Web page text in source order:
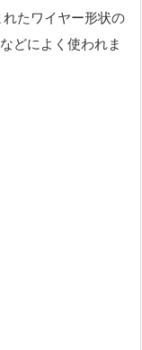
たワイヤー形状の
どによく使われま